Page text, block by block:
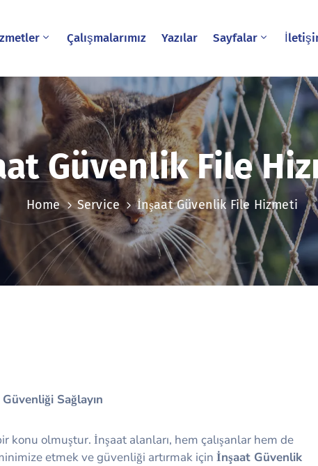
Çalışmalarımız Yazılar Sayfalar
Güvenlik File
Home Service İnşaat Güvenlik File Hizmeti
Sağlayın
olmuştur. İnşaat alanları, hem çalışanlar hem de
etmek ve güvenliği artırmak için İnşaat Güvenlik